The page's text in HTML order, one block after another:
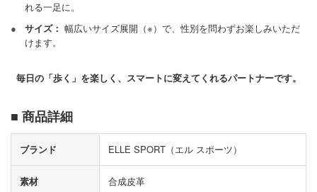
れる一足に。
●
サイズ： 幅広いサイズ展開（※）で、性別を問わずお楽しみいただ
けます。
毎日の「歩く」を楽しく、スマートに変えてくれるパートナーです。
■ 商品詳細
ブランド ELLE SPORT（エル スポーツ）
素材 合成皮革